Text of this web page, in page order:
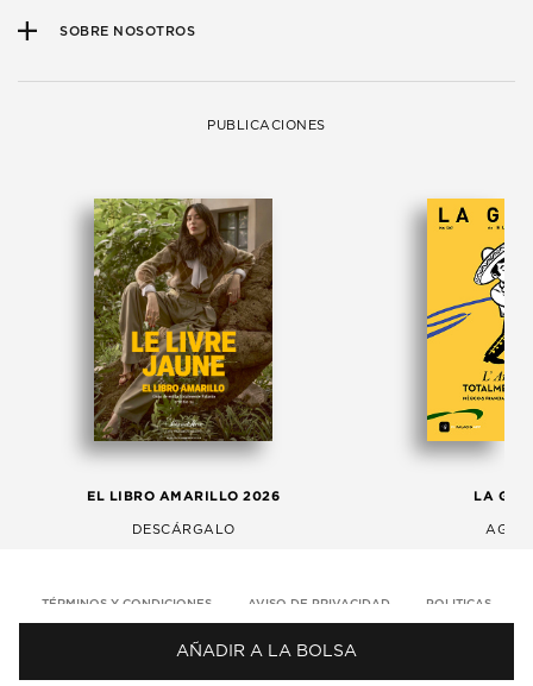
AÑADIR A LA BOLSA
SOBRE NOSOTROS
PUBLICACIONES
EL LIBRO AMARILLO 2026
DESCÁRGALO
LA
TÉRMINOS Y CONDICIONES AVISO DE PRIVACIDAD POLITICAS